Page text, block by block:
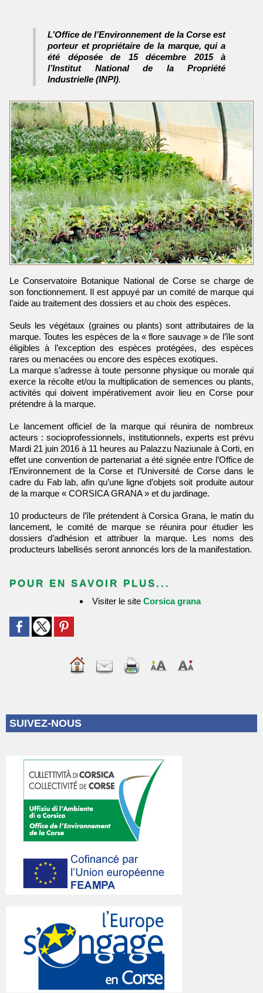
L’Office de l’Environnement de la Corse est
porteur et propriétaire de la marque, qui a
été déposée de 15 décembre 2015 à
l’Institut National de la Propriété
Industrielle (INPI).
Le Conservatoire Botanique National de Corse se charge de
son fonctionnement. Il est appuyé par un comité de marque qui
l’aide au traitement des dossiers et au choix des espèces.
Seuls les végétaux (graines ou plants) sont attributaires de la
marque. Toutes les espèces de la « flore sauvage » de l’île sont
éligibles à l’exception des espèces protégées, des espèces
rares ou menacées ou encore des espèces exotiques.
La marque s’adresse à toute personne physique ou morale qui
exerce la récolte et/ou la multiplication de semences ou plants,
activités qui doivent impérativement avoir lieu en Corse pour
prétendre à la marque.
Le lancement officiel de la marque qui réunira de nombreux
acteurs : socioprofessionnels, institutionnels, experts est prévu
Mardi 21 juin 2016 à 11 heures au Palazzu Naziunale à Corti, en
effet une convention de partenariat a été signée entre l’Office de
l’Environnement de la Corse et l’Université de Corse dans le
cadre du Fab lab, afin qu’une ligne d’objets soit produite autour
de la marque « CORSICA GRANA » et du jardinage.
10 producteurs de l’île prétendent à Corsica Grana, le matin du
lancement, le comité de marque se réunira pour étudier les
dossiers d’adhésion et attribuer la marque. Les noms des
producteurs labellisés seront annoncés lors de la manifestation.
POUR EN SAVOIR PLUS...
Visiter le site Corsica grana
SUIVEZ-NOUS